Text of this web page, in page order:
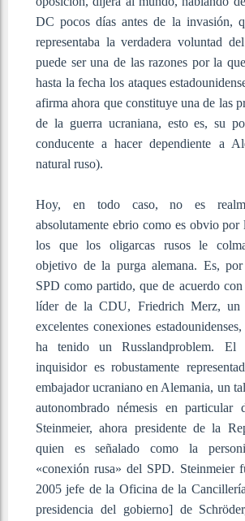
DC pocos días antes de la invasión,
representaba la verdadera voluntad
puede ser una de las razones por la
hasta la fecha los ataques
afirma ahora que constituye una de las
de la guerra ucraniana, esto es, su
conducente a hacer dependiente a
natural ruso).
Hoy, en todo caso, no es
absolutamente ebrio como es obvio por
los que los oligarcas rusos le
objetivo de la purga alemana. Es,
SPD como partido, que de acuerdo
líder de la CDU, Friedrich Merz, un
excelentes conexiones
ha tenido un Russlandproblem. El
inquisidor es robustamente
embajador ucraniano en Alemania, un
autonombrado némesis en particular
Steinmeier, ahora presidente de la
quien es señalado como la
«conexión rusa» del SPD. Steinmeier
2005 jefe de la Oficina de la
presidencia del gobierno] de